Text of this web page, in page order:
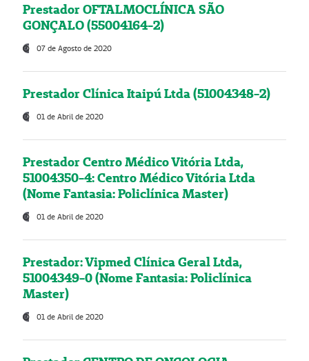
Prestador OFTALMOCLÍNICA SÃO
GONÇALO (55004164-2)
07 de Agosto de 2020
Prestador Clínica Itaipú Ltda (51004348-2)
01 de Abril de 2020
Prestador Centro Médico Vitória Ltda,
51004350-4: Centro Médico Vitória Ltda
(Nome Fantasia: Policlínica Master)
01 de Abril de 2020
Prestador: Vipmed Clínica Geral Ltda,
51004349-0 (Nome Fantasia: Policlínica
Master)
01 de Abril de 2020